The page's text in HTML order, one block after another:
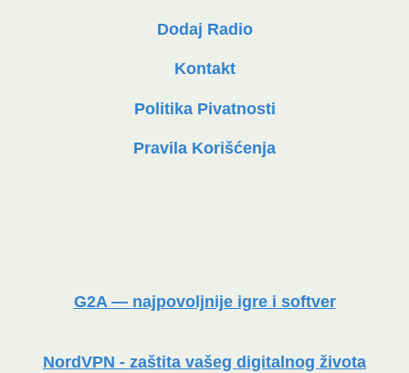
Dodaj Radio
Kontakt
Politika Pivatnosti
Pravila Korišćenja
G2A — najpovoljnije igre i softver
NordVPN - zaštita vašeg digitalnog života